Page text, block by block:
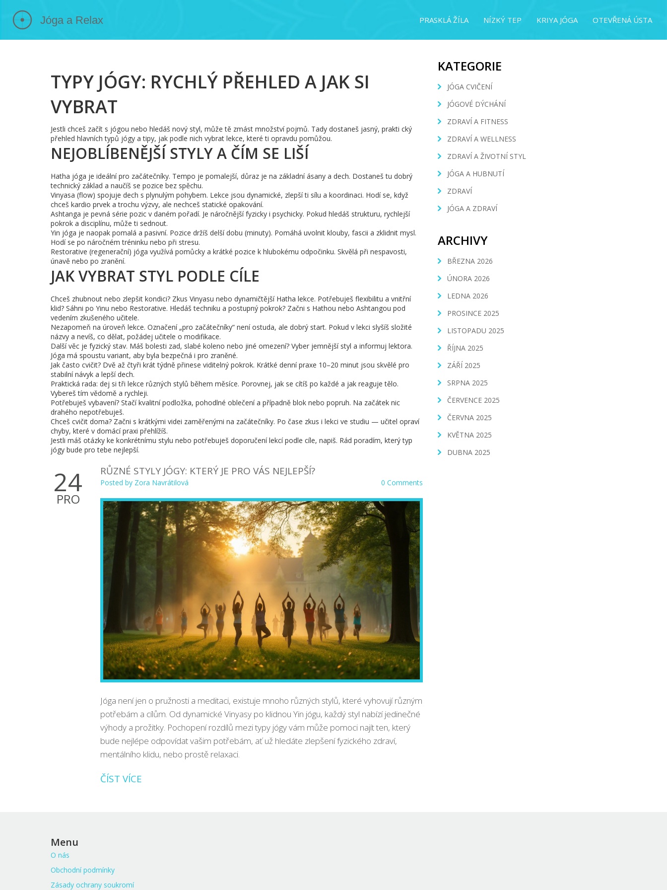
PRASKLÁ ŽÍLA NÍZKÝ TEP KRIYA JÓGA OTEVŘENÁ ÚSTA
TYPY JÓGY: RYCHLÝ PŘEHLED A JAK SI
VYBRAT
Jestli chceš začít s jógou nebo hledáš nový styl, může tě zmást množství pojmů. Tady dostaneš jasný, prakti cký
přehled hlavních typů jógy a tipy, jak podle nich vybrat lekce, které ti opravdu pomůžou.
NEJOBLÍBENĚJŠÍ STYLY A ČÍM SE LIŠÍ
Hatha jóga je ideální pro začátečníky. Tempo je pomalejší, důraz je na základní ásany a dech. Dostaneš tu dobrý
technický základ a naučíš se pozice bez spěchu.
Vinyasa (flow) spojuje dech s plynulým pohybem. Lekce jsou dynamické, zlepší ti sílu a koordinaci. Hodí se, když
chceš kardio prvek a trochu výzvy, ale nechceš statické opakování.
Ashtanga je pevná série pozic v daném pořadí. Je náročnější fyzicky i psychicky. Pokud hledáš strukturu, rychlejší
pokrok a disciplínu, může ti sednout.
Yin jóga je naopak pomalá a pasivní. Pozice držíš delší dobu (minuty). Pomáhá uvolnit klouby, fascii a zklidnit mysl.
Hodí se po náročném tréninku nebo při stresu.
Restorative (regenerační) jóga využívá pomůcky a krátké pozice k hlubokému odpočinku. Skvělá při nespavosti,
únavě nebo po zranění.
JAK VYBRAT STYL PODLE CÍLE
Chceš zhubnout nebo zlepšit kondici? Zkus Vinyasu nebo dynamičtější Hatha lekce. Potřebuješ flexibilitu a vnitřní
klid? Sáhni po Yinu nebo Restorative. Hledáš techniku a postupný pokrok? Začni s Hathou nebo Ashtangou pod
vedením zkušeného učitele.
Nezapomeň na úroveň lekce. Označení „pro začátečníky“ není ostuda, ale dobrý start. Pokud v lekci slyšíš složité
názvy a nevíš, co dělat, požádej učitele o modifikace.
Další věc je fyzický stav. Máš bolesti zad, slabé koleno nebo jiné omezení? Vyber jemnější styl a informuj lektora.
Jóga má spoustu variant, aby byla bezpečná i pro zraněné.
Jak často cvičit? Dvě až čtyři krát týdně přinese viditelný pokrok. Krátké denní praxe 10–20 minut jsou skvělé pro
stabilní návyk a lepší dech.
Praktická rada: dej si tři lekce různých stylů během měsíce. Porovnej, jak se cítíš po každé a jak reaguje tělo.
Vybereš tím vědomě a rychleji.
Potřebuješ vybavení? Stačí kvalitní podložka, pohodlné oblečení a případně blok nebo popruh. Na začátek nic
drahého nepotřebuješ.
Chceš cvičit doma? Začni s krátkými videi zaměřenými na začátečníky. Po čase zkus i lekci ve studiu — učitel opraví
chyby, které v domácí praxi přehlížíš.
Jestli máš otázky ke konkrétnímu stylu nebo potřebuješ doporučení lekcí podle cíle, napiš. Rád poradím, který typ
jógy bude pro tebe nejlepší.
24
PRO
RŮZNÉ STYLY JÓGY: KTERÝ JE PRO VÁS NEJLEPŠÍ?
Posted by Zora Navrátilová 0 Comments
Jóga není jen o pružnosti a meditaci, existuje mnoho různých stylů, které vyhovují různým
potřebám a cílům. Od dynamické Vinyasy po klidnou Yin jógu, každý styl nabízí jedinečné
výhody a prožitky. Pochopení rozdílů mezi typy jógy vám může pomoci najít ten, který
bude nejlépe odpovídat vašim potřebám, ať už hledáte zlepšení fyzického zdraví,
mentálního klidu, nebo prostě relaxaci.
ČÍST VÍCE
KATEGORIE
JÓGA CVIČENÍ
JÓGOVÉ DÝCHÁNÍ
ZDRAVÍ A FITNESS
ZDRAVÍ A WELLNESS
ZDRAVÍ A ŽIVOTNÍ STYL
JÓGA A HUBNUTÍ
ZDRAVÍ
JÓGA A ZDRAVÍ
ARCHIVY
BŘEZNA 2026
ÚNORA 2026
LEDNA 2026
PROSINCE 2025
LISTOPADU 2025
ŘÍJNA 2025
ZÁŘÍ 2025
SRPNA 2025
ČERVENCE 2025
ČERVNA 2025
KVĚTNA 2025
DUBNA 2025
Menu
O nás
Obchodní podmínky
Zásady ochrany soukromí